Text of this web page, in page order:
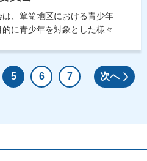
、箪笥地区における青少年
に青少年を対象とした様々...
5 6 7 次へ